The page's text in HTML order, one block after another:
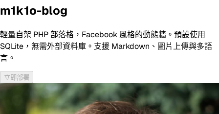
m1k1o-blog
輕量自架 PHP 部落格，Facebook 風格的動態牆。預設使用
SQLite，無需外部資料庫。支援 Markdown、圖片上傳與多語
言。
立即部署